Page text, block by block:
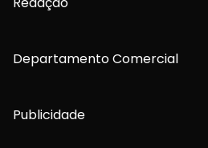
Departamento Comercial
Publicidade